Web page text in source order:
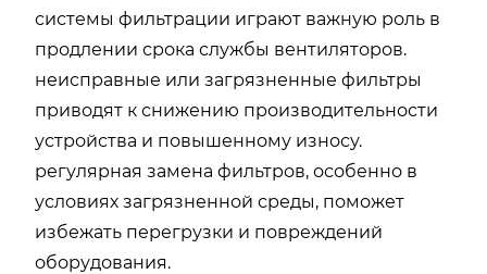
системы фильтрации играют важную роль в
продлении срока службы вентиляторов.
неисправные или загрязненные фильтры
приводят к снижению производительности
устройства и повышенному износу.
регулярная замена фильтров, особенно в
условиях загрязненной среды, поможет
избежать перегрузки и повреждений
оборудования.